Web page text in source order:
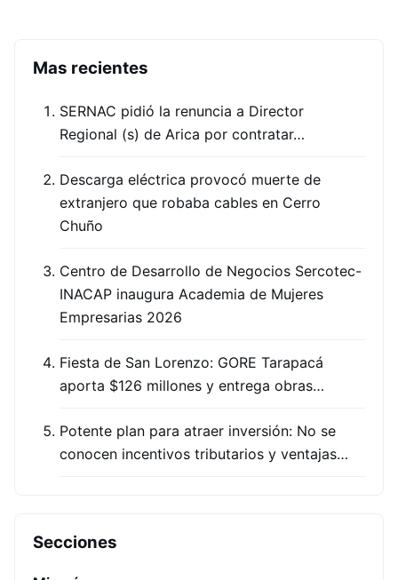
Mas recientes
SERNAC pidió la renuncia a Director
Regional (s) de Arica por contratar…
Descarga eléctrica provocó muerte de
extranjero que robaba cables en Cerro
Chuño
Centro de Desarrollo de Negocios Sercotec-
INACAP inaugura Academia de Mujeres
Empresarias 2026
Fiesta de San Lorenzo: GORE Tarapacá
aporta $126 millones y entrega obras…
Potente plan para atraer inversión: No se
conocen incentivos tributarios y ventajas…
Secciones